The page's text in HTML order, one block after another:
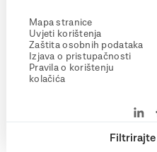
Mapa stranice
Uvjeti korištenja
Zaštita osobnih podataka
Izjava o pristupačnosti
Pravila o korištenju
kolačića